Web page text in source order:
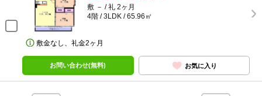
敷 － / 礼 2ヶ月
4階 / 3LDK / 65.96㎡
敷金なし、礼金2ヶ月
お問い合わせ(無料) お気に入り